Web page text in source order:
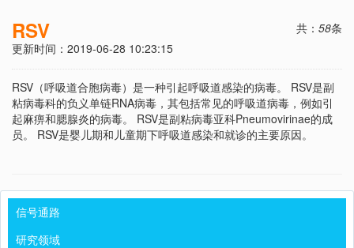
RSV 共： 58条
更新时间：2019-06-28 10:23:15
RSV（呼吸道合胞病毒）是一种引起呼吸道感染的病毒。 RSV是副
粘病毒科的负义单链RNA病毒，其包括常见的呼吸道病毒，例如引
起麻痹和腮腺炎的病毒。 RSV是副粘病毒亚科Pneumovirinae的成
员。 RSV是婴儿期和儿童期下呼吸道感染和就诊的主要原因。
信号通路
研究领域